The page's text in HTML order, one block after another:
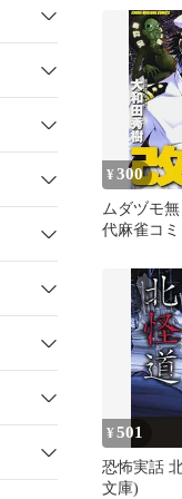
¥300
ムダヅモ
代麻雀コ
¥501
恐怖実話
文庫)